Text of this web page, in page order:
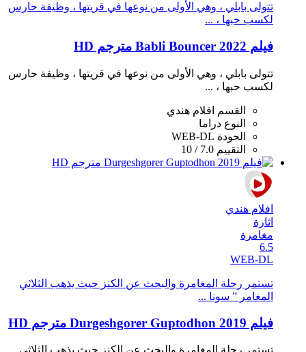
تتولى بابلي ، وهي الأولى من نوعها في قريتها ، وظيفة حارس
لكسب حبها ، ...
فيلم Babli Bouncer 2022 مترجم HD
تتولى بابلي ، وهي الأولى من نوعها في قريتها ، وظيفة حارس
لكسب حبها ، ...
القسم
افلام هندي
النوع دراما
الجودة WEB-DL
التقييم 7.0 / 10
افلام هندي
اثارة
مغامرة
6.5
WEB-DL
تستمر رحلة المغامرة والبحث عن الكنز حيث يذهب الثلاثي
المغامر ” سونا ...
فيلم Durgeshgorer Guptodhon 2019 مترجم HD